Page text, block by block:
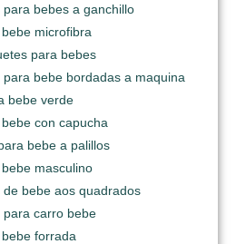
bebes a ganchillo
microfibra
para bebes
bebe bordadas a maquina
bebe verde
con capucha
bebe a palillos
masculino
bebe aos quadrados
carro bebe
forrada